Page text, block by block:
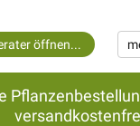
Bergenie(15)
Braunelle(4)
öffnen...